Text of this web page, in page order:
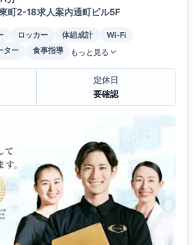
町2-18求人案内通町ビル5F
ロッカー 体組成計
Wi-Fi
ター 食事指導 もっと見る
定休日
要確認